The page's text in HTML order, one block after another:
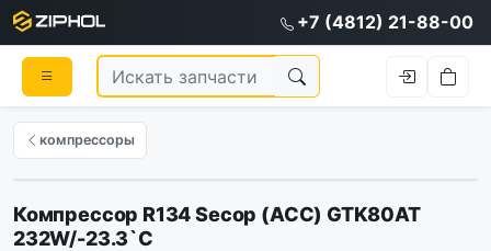
+7 (4812) 21-88-00
компрессоры
Компрессор R134 Secop (ACC) GTK80AT
232W/-23.3`C